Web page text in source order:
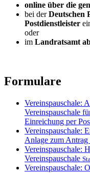
online über die
bei derDeutschen
Postdienstleister
oder
im Landratsamt
Formulare
Vereinspauschale:
Vereinspauschale
Einreichung per
Vereinspauschale:
Anlage zum Antrag
Vereinspauschale:
Vereinspauschale
Vereinspauschale: